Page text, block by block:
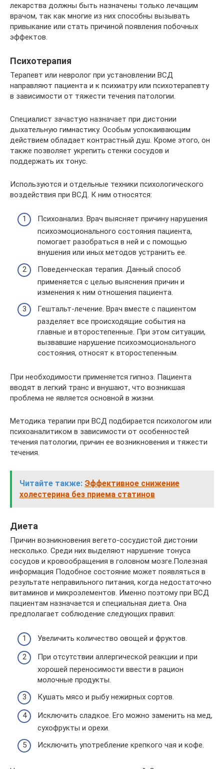
лекарства должны быть назначены только лечащим
врачом, так как многие из них способны вызывать
привыкание или стать причиной появления побочных
эффектов.
Психотерапия
Терапевт или невролог при установлении ВСД
направляют пациента и к психиатру или психотерапевту
в зависимости от тяжести течения патологии.
Специалист зачастую назначает при дистонии
дыхательную гимнастику. Особым успокаивающим
действием обладает контрастный душ. Кроме этого, он
также позволяет укрепить стенки сосудов и
поддержать их тонус.
Используются и отдельные техники психологического
воздействия при ВСД. К ним относятся:
Психоанализ. Врач выясняет причину нарушения
психоэмоционального состояния пациента,
помогает разобраться в ней и с помощью
внушения или иных методов устранить ее.
Поведенческая терапия. Данный способ
применяется с целью выяснения причин и
изменения к ним отношения пациента.
Гештальт-лечение. Врач вместе с пациентом
разделяет все происходящие события на
главные и второстепенные. При этом ситуации,
вызвавшие нарушение психоэмоционального
состояния, относят к второстепенным.
При необходимости применяется гипноз. Пациента
вводят в легкий транс и внушают, что возникшая
проблема не является основной в жизни.
Методика терапии при ВСД подбирается психологом или
психоаналитиком в зависимости от особенностей
течения патологии, причин ее возникновения и тяжести
течения.
Читайте также: Эффективное снижение
холестерина без приема статинов
Диета
Причин возникновения вегето-сосудистой дистонии
несколько. Среди них выделяют нарушение тонуса
сосудов и кровообращения в головном мозге.Полезная
информация Подобное состояние может появляться в
результате неправильного питания, когда недостаточно
витаминов и микроэлементов. Именно поэтому при ВСД
пациентам назначается и специальная диета. Она
предполагает соблюдение следующих правил:
Увеличить количество овощей и фруктов.
При отсутствии аллергической реакции и при
хорошей переносимости ввести в рацион
молочные продукты.
Кушать мясо и рыбу нежирных сортов.
Исключить сладкое. Его можно заменить на мед,
сухофрукты и орехи.
Исключить употребление крепкого чая и кофе.